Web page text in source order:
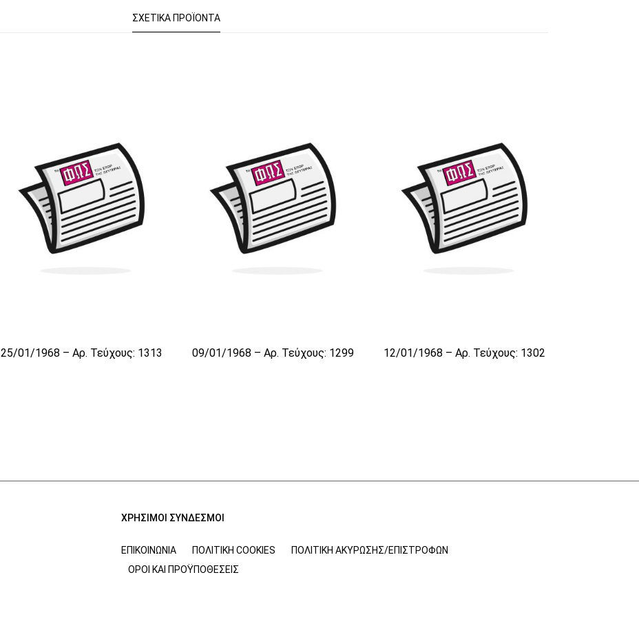
ΣΧΕΤΙΚΆ ΠΡΟΪΌΝΤΑ
25/01/1968 – Αρ. Τεύχους: 1313 09/01/1968 – Αρ. Τεύχους: 1299 12/01/1968 – Αρ. Τεύχους: 1302
ΧΡΗΣΙΜΟΙ ΣΥΝΔΕΣΜΟΙ
ΕΠΙΚΟΙΝΩΝΊΑ ΠΟΛΙΤΙΚΉ COOKIES
ΠΟΛΙΤΙΚΉ ΑΚΎΡΩΣΗΣ/ΕΠΙΣΤΡΟΦΏΝ
ΌΡΟΙ ΚΑΙ ΠΡΟΫΠΟΘΈΣΕΙΣ